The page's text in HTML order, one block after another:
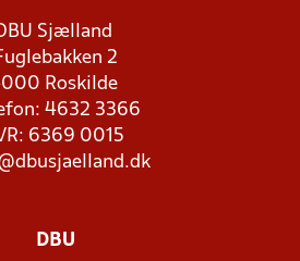
Sjælland
2
Roskilde
4632 3366
6369 0015
DBU